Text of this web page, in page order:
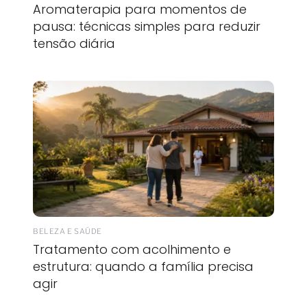
Aromaterapia para momentos de
pausa: técnicas simples para reduzir
tensão diária
BELEZA E SAÚDE
Tratamento com acolhimento e
estrutura: quando a família precisa
agir